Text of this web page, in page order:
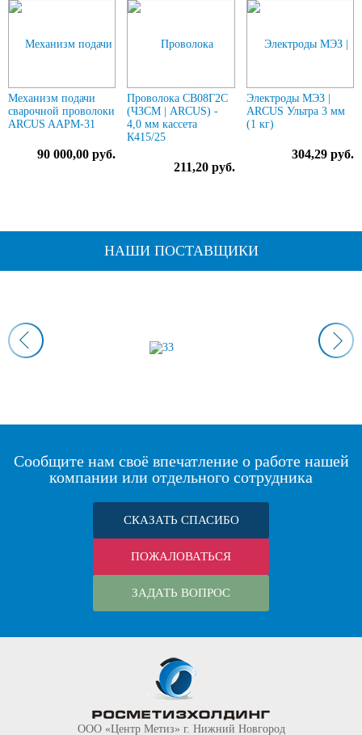
Механизм подачи
сварочной проволоки
ARCUS AAPM-31
90 000,00 руб.
Проволока СВ08Г2С
(ЧЗСМ | ARCUS) -
4,0 мм кассета
К415/25
211,20 руб.
Электроды МЭЗ |
ARCUS Ультра 3 мм
(1 кг)
304,29 руб.
НАШИ ПОСТАВЩИКИ
Сообщите нам своё впечатление о работе нашей
компании или отдельного сотрудника
СКАЗАТЬ СПАСИБО
ПОЖАЛОВАТЬСЯ
ЗАДАТЬ ВОПРОС
ООО «Центр Метиз» г. Нижний Новгород